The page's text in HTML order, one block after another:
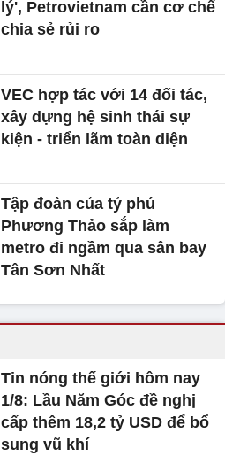
lý', Petrovietnam cần cơ chế
chia sẻ rủi ro
VEC hợp tác với 14 đối tác,
xây dựng hệ sinh thái sự
kiện - triển lãm toàn diện
Tập đoàn của tỷ phú
Phương Thảo sắp làm
metro đi ngầm qua sân bay
Tân Sơn Nhất
Tin nóng thế giới hôm nay
1/8: Lầu Năm Góc đề nghị
cấp thêm 18,2 tỷ USD để bổ
sung vũ khí